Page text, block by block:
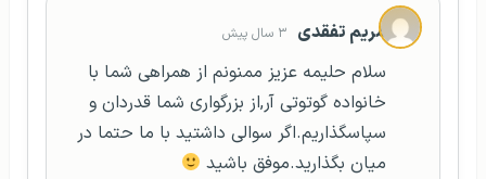
مریم تفقدی ۳ سال پیش
سلام حلیمه عزیز ممنونم از همراهی شما با
خانواده گوتوتی آر,از بزرگواری شما قدردان و
سپاسگذاریم.اگر سوالی داشتید با ما حتما در
میان بگذارید.موفق باشید